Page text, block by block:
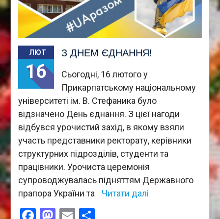
ЛЮТ
16
З ДНЕМ ЄДНАННЯ!
Сьогодні, 16 лютого у
Прикарпатському національному
університеті ім. В. Стефаника було
відзначено День єднання. З цієї нагоди
відбувся урочистий захід, в якому взяли
участь представники ректорату, керівники
структурних підрозділів, студенти та
працівники. Урочиста церемонія
супроводжувалась підняттям Державного
прапора України та
Читати далі